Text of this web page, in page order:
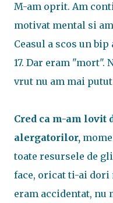
M-am oprit. Am
motivat mental si
Ceasul a scos un
17. Dar eram "mort".
vrut nu am mai
Cred ca m-am lovit
alergatorilor,
toate resursele de
face, oricat ti-ai dori
eram accidentat, nu